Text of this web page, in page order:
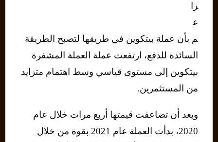
زا
ع
م بأن عملة بيتكوين في طريقها لتصبح الطريقة
السائدة للدفع، ارتفعت عملة العملة المشفرة
بيتكوين إلى مستوى قياسي وسط اهتمام متزايد
من المستثمرين.
وبعد أن تضاعفت قيمتها أربع مرات خلال عام
2020، بدأت العملة عام 2021 بقوة من خلال